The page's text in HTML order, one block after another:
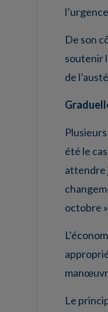
De son
soutenir
de
été le
attendre
octobre
Le